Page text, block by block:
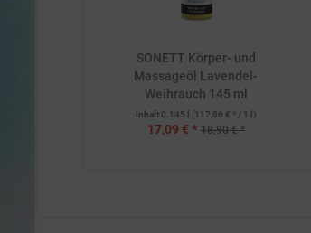
SONETT Körper- und
Massageöl Lavendel-
Weihrauch 145 ml
Inhalt 0.145 l (117,86 € * / 1 l)
17,09 € * 18,90 € *